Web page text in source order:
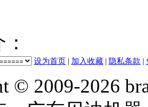
设为首页 | 加入收藏 | 隐私条款 |
© 2009-2026